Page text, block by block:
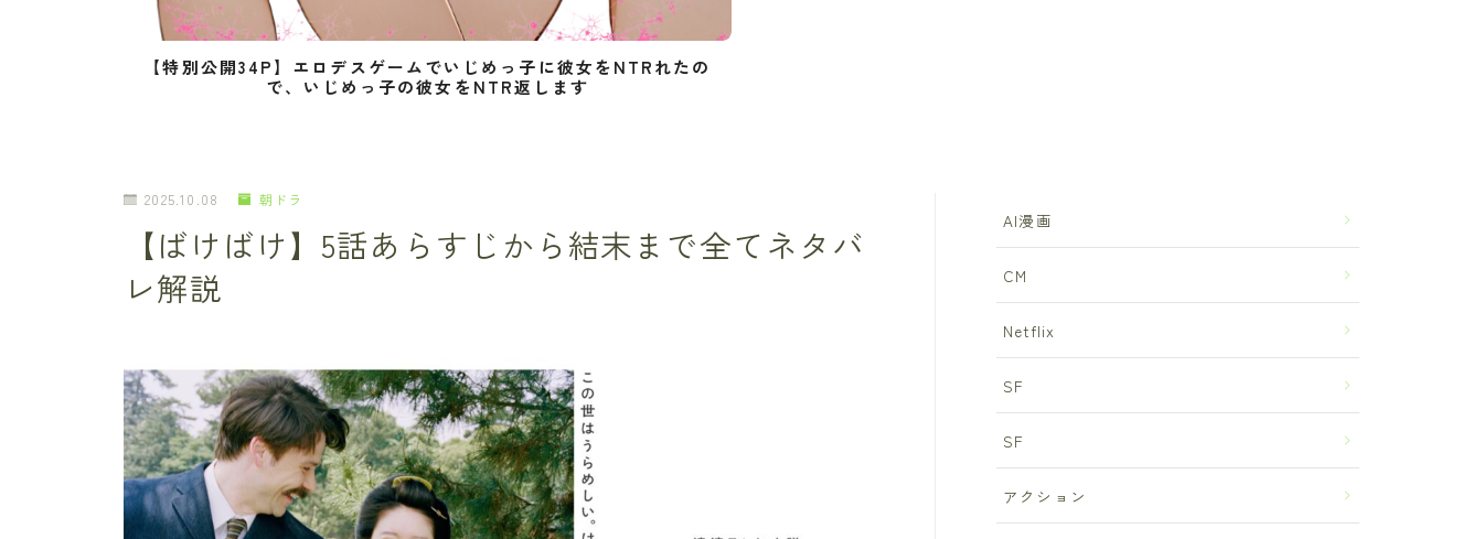
【特別公開34P】エロデスゲームでいじめっ子に彼女をNTRれたの
で、いじめっ子の彼女をNTR返します
2025.10.08 朝ドラ
【ばけばけ】5話あらすじから結末まで全てネタバ
レ解説
AI漫画
CM
Netflix
SF
SF
アクション